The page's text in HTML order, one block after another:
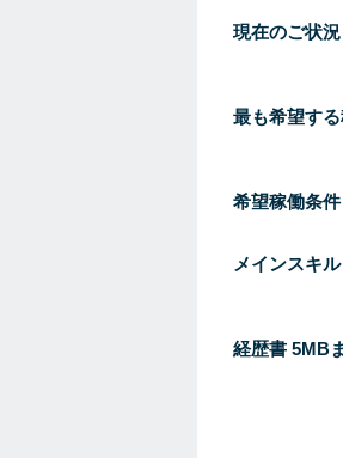
現在のご状況
最も希望す
希望稼働条件
メインスキル
経歴書 5MB